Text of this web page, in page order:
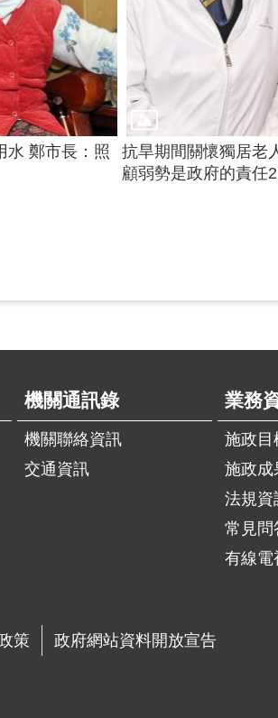
水 鄭市長：照
抗旱期間關懷獨居老
顧弱勢是政府的責任2||
機關通訊錄
機關聯絡資訊
交通資訊
業務
施政目
施政成
法規資
常見問
有線電
策 政府網站資料開放宣告